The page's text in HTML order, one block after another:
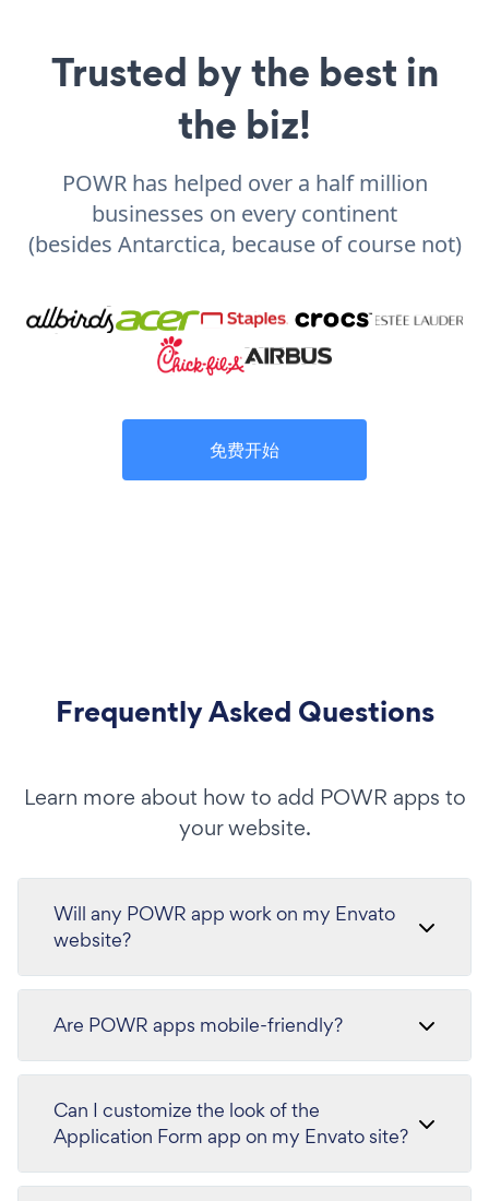
Trusted by the best in
the biz!
POWR has helped over a half million
businesses on every continent
(besides Antarctica, because of course not)
免费开始
Frequently Asked Questions
Learn more about how to add POWR apps to
your website.
Will any POWR app work on my Envato
website?
Are POWR apps mobile-friendly?
Can I customize the look of the
Application Form app on my Envato site?